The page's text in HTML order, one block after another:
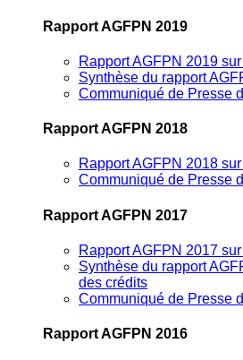
Rapport AGFPN 2019
Rapport AGFPN 2019
Synthèse du rapport
Communiqué de Presse
Rapport AGFPN 2018
Rapport AGFPN 2018
Communiqué de Presse
Rapport AGFPN 2017
Rapport AGFPN 2017
Synthèse du rapport
des crédits
Communiqué de Presse
Rapport AGFPN 2016